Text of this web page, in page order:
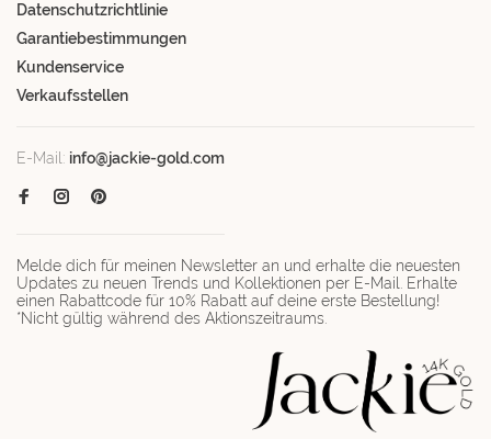
Datenschutzrichtlinie
Garantiebestimmungen
Kundenservice
Verkaufsstellen
E-Mail: info@jackie-gold.com
Melde dich für meinen Newsletter an und erhalte die neuesten
Updates zu neuen Trends und Kollektionen per E-Mail. Erhalte
einen Rabattcode für 10% Rabatt auf deine erste Bestellung!
*Nicht gültig während des Aktionszeitraums.